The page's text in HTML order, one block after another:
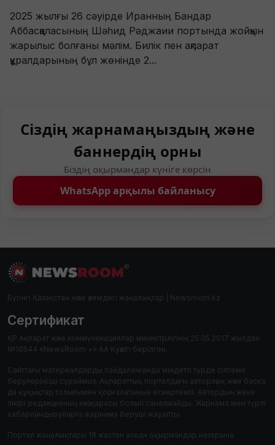
​2025 жылғы 26 сәуірде Иранның Бандар
Аббасқаласының Шәһид Рәджаии портында жойқын
жарылыс болғаны мәлім. Билік пен ақпарат
құралдарының бұл жөнінде 2...
Сіздің жарнамаңыздың және
баннердің орны
Біздің оқырмандар күніге көрсін
WhatsApp арқылы байланысу
Бүгінгі Қазақстан және әлемдегі жаңалықтар | Newsroom.kz
Сертификат
ҚР Ақпарат және коммуникациялар министрлігінің 25.05.2017 жылдан
№16544 «NewsRoom +» АА Куәлігі берілген.
Сайттағы материалдарды пайдаланғанда міндетті түрде сілтеме
берулеріңізді сұраймыз. Ақпараттық порталдағы авторлық және басқа
да құқықтар толығымен қорғалатынын ескертеміз. Автордың жеке
пікірі редакцияның көзқарасы болып саналмайды. Жарнама мен түрлі
хабарландыруларға жарнама беруші жауапты.
Портал жаңалықтары 18 жастан асқан оқырмандар назарына.